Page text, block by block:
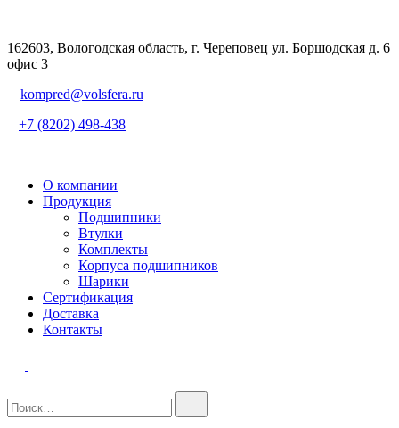
162603, Вологодская область, г. Череповец ул. Боршодская д. 6
офис 3
kompred@volsfera.ru
+7 (8202) 498-438
О компании
Продукция
Подшипники
Втулки
Комплекты
Корпуса подшипников
Шарики
Сертификация
Доставка
Контакты